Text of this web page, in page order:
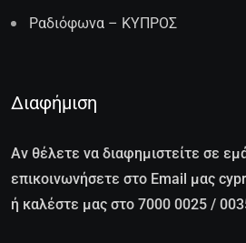
Ραδιόφωνα – ΚΥΠΡΟΣ
Διαφήμιση
Αν θέλετε να διαφημιστείτε σε
επικοινωνήσετε στο Email μας
ή καλέστε μας στο 7000 0025 /